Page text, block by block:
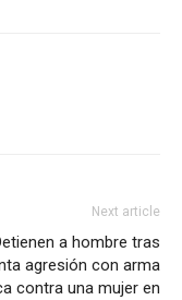
Next article
a hombre tras
agresión con arma
contra una mujer en